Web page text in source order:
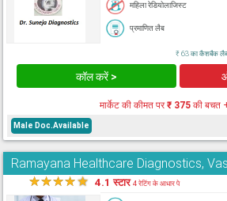
महिला रेडियोलाजिस्ट
प्रमाणित लैब
₹ 63 का कैशबैक
कॉल करें >
मार्केट की कीमत पर₹ 375की बचत
Male Doc.Available
Ramayana Healthcare Diagnostics,
★★★★★ 4.1 स्टार4 रेटिंग के आधार पे